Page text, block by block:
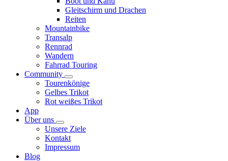
Gleitschirm und Drachen
Reiten
Mountainbike
Transalp
Rennrad
Wandern
Fahrrad Touring
Community
Tourenkönige
Gelbes Trikot
Rot weißes Trikot
App
Über uns
Unsere Ziele
Kontakt
Impressum
Blog